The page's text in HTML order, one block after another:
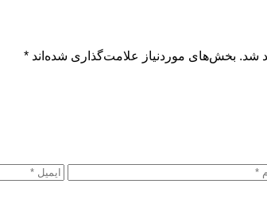
شد. بخش‌های موردنیاز علامت‌گذاری شده‌اند *